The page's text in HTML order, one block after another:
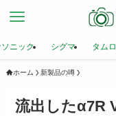
ニック シグマ タム
ホーム 新製品の噂
流出したα7R